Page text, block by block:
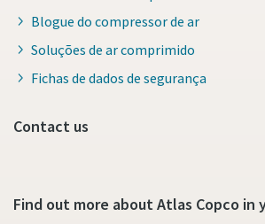
Blogue do compressor de ar
Soluções de ar comprimido
Fichas de dados de segurança
Contact us
Find out more about Atlas Copco in